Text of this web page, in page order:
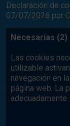
Declaración de
07/07/2026 por
Necesarias (2)
Las cookies
utilizable
navegación en
página web. La